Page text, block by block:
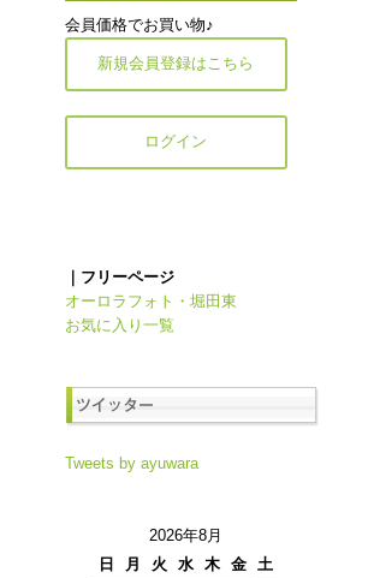
会員価格でお買い物♪
新規会員登録はこちら
ログイン
｜フリーページ
オーロラフォト・堀田東
お気に入り一覧
Tweets by ayuwara
2026年8月
日
月 火 水 木 金
土